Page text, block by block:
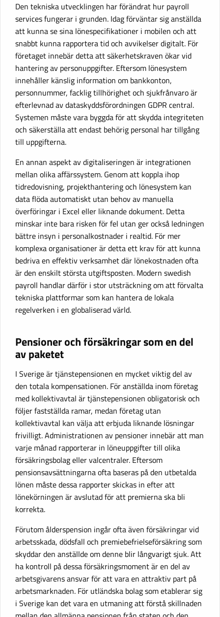
Den tekniska utvecklingen har förändrat hur payroll
services fungerar i grunden. Idag förväntar sig anställda
att kunna se sina lönespecifikationer i mobilen och att
snabbt kunna rapportera tid och avvikelser digitalt. För
företaget innebär detta att säkerhetskraven ökar vid
hantering av personuppgifter. Eftersom lönesystem
innehåller känslig information om bankkonton,
personnummer, facklig tillhörighet och sjukfrånvaro är
efterlevnad av dataskyddsförordningen GDPR central.
Systemen måste vara byggda för att skydda integriteten
och säkerställa att endast behörig personal har tillgång
till uppgifterna.
En annan aspekt av digitaliseringen är integrationen
mellan olika affärssystem. Genom att koppla ihop
tidredovisning, projekthantering och lönesystem kan
data flöda automatiskt utan behov av manuella
överföringar i Excel eller liknande dokument. Detta
minskar inte bara risken för fel utan ger också ledningen
bättre insyn i personalkostnader i realtid. För mer
komplexa organisationer är detta ett krav för att kunna
bedriva en effektiv verksamhet där lönekostnaden ofta
är den enskilt största utgiftsposten. Modern swedish
payroll handlar därför i stor utsträckning om att förvalta
tekniska plattformar som kan hantera de lokala
regelverken i en globaliserad värld.
Pensioner och försäkringar som en del
av paketet
I Sverige är tjänstepensionen en mycket viktig del av
den totala kompensationen. För anställda inom företag
med kollektivavtal är tjänstepensionen obligatorisk och
följer fastställda ramar, medan företag utan
kollektivavtal kan välja att erbjuda liknande lösningar
frivilligt. Administrationen av pensioner innebär att man
varje månad rapporterar in löneuppgifter till olika
försäkringsbolag eller valcentraler. Eftersom
pensionsavsättningarna ofta baseras på den utbetalda
lönen måste dessa rapporter skickas in efter att
lönekörningen är avslutad för att premierna ska bli
korrekta.
Förutom ålderspension ingår ofta även försäkringar vid
arbetsskada, dödsfall och premiebefrielseförsäkring som
skyddar den anställde om denne blir långvarigt sjuk. Att
ha kontroll på dessa försäkringsmoment är en del av
arbetsgivarens ansvar för att vara en attraktiv part på
arbetsmarknaden. För utländska bolag som etablerar sig
i Sverige kan det vara en utmaning att förstå skillnaden